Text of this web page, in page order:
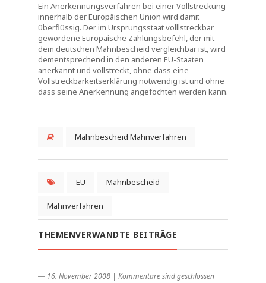
Ein Anerkennungsverfahren bei einer Vollstreckung
innerhalb der Europäischen Union wird damit
überflüssig. Der im Ursprungsstaat volllstreckbar
gewordene Europäische Zahlungsbefehl, der mit
dem deutschen Mahnbescheid vergleichbar ist, wird
dementsprechend in den anderen EU-Staaten
anerkannt und vollstreckt, ohne dass eine
Vollstreckbarkeitserklärung notwendig ist und ohne
dass seine Anerkennung angefochten werden kann.
Mahnbescheid Mahnverfahren
EU Mahnbescheid
Mahnverfahren
THEMENVERWANDTE BEITRÄGE
― 16. November 2008 | Kommentare sind geschlossen